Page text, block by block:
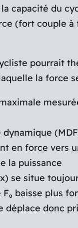
capacité du
(fort couple à
pourrait
la force
en force vers
la puissance
se situe
baisse plus
déplace donc